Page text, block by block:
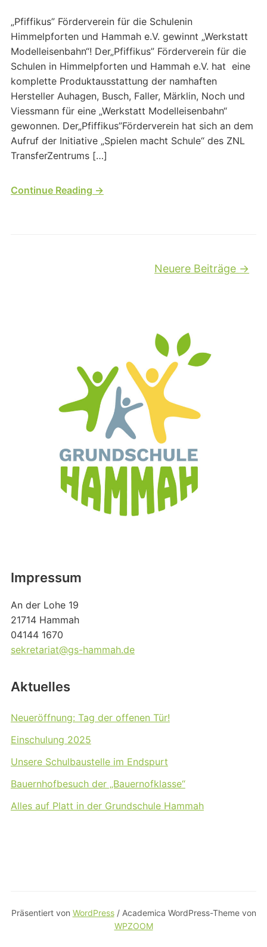
Impressum
An der Lohe 19
21714 Hammah
04144 1670
sekretariat@gs-hammah.de
Aktuelles
Neueröffnung: Tag der offenen Tür!
Einschulung 2025
Unsere Schulbaustelle im Endspurt
Bauernhofbesuch der „Bauernofklasse“
Alles auf Platt in der Grundschule Hammah
„Pfiffikus” Förderverein für die Schulenin
Himmelpforten und Hammah e.V. gewinnt „Werkstatt
Modelleisenbahn“! Der„Pfiffikus” Förderverein für die
Schulen in Himmelpforten und Hammah e.V. hat eine
komplette Produktausstattung der namhaften
Hersteller Auhagen, Busch, Faller, Märklin, Noch und
Viessmann für eine „Werkstatt Modelleisenbahn“
gewonnen. Der„Pfiffikus”Förderverein hat sich an dem
Aufruf der Initiative „Spielen macht Schule“ des ZNL
TransferZentrums […]
Continue Reading →
Neuere Beiträge →
Präsentiert von WordPress/ Academica WordPress-Theme von
WPZOOM